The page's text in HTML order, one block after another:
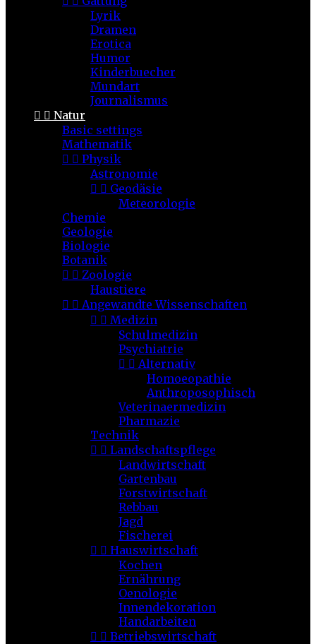
Lyrik
Dramen
Erotica
Humor
Kinderbuecher
Mundart
Journalismus
  Natur
Basic settings
Mathematik
  Physik
Astronomie
  Geodäsie
Meteorologie
Chemie
Geologie
Biologie
Botanik
  Zoologie
Haustiere
  Angewandte Wissenschaften
  Medizin
Schulmedizin
Psychiatrie
  Alternativ
Homoeopathie
Anthroposophisch
Veterinaermedizin
Pharmazie
Technik
  Landschaftspflege
Landwirtschaft
Gartenbau
Forstwirtschaft
Rebbau
Jagd
Fischerei
  Hauswirtschaft
Kochen
Ernährung
Oenologie
Innendekoration
Handarbeiten
  Betriebswirtschaft